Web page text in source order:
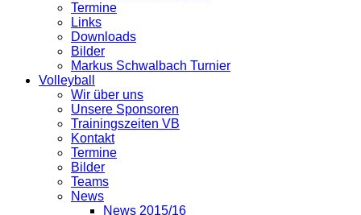
Termine
Links
Downloads
Bilder
Markus Schwalbach Turnier
Volleyball
Wir über uns
Unsere Sponsoren
Trainingszeiten VB
Kontakt
Termine
Bilder
Teams
News
News 2015/16